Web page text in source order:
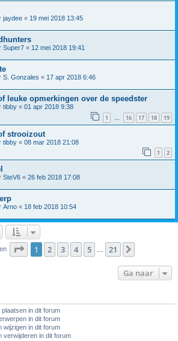
jaydee « 19 mei 2018 13:45
Super7 « 12 mei 2018 19:41
S. Gonzales « 17 apr 2018 6:46
leuke opmerkingen over de speedster
tibby « 01 apr 2018 9:38
1 … 16 17 18 19
strooizout
tibby « 08 mar 2018 21:08
1 2
SteV6 « 26 feb 2018 17:08
Arno « 18 feb 2018 10:54
Pagina van 21
1 2 3 4 5 21
Ga naar
in dit forum
in dit forum
wijzigen in dit forum
verwijderen in dit forum